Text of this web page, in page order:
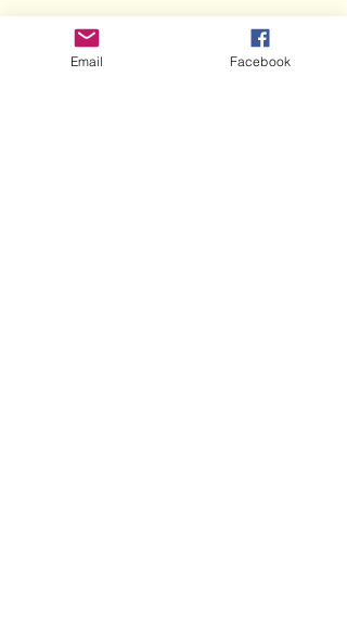
Email Facebook